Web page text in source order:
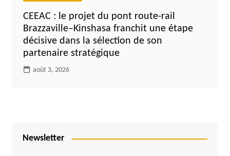
CEEAC : le projet du pont route-rail
Brazzaville–Kinshasa franchit une étape
décisive dans la sélection de son
partenaire stratégique
août 3, 2026
Newsletter